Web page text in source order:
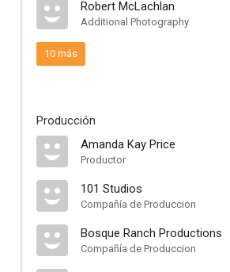
Robert McLachlan
Additional Photography
10 más
Producción
Amanda Kay Price
Productor
101 Studios
Compañía de Produccion
Bosque Ranch Productions
Compañía de Produccion